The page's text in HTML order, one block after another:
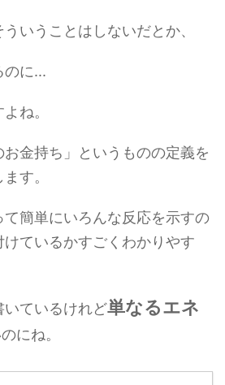
いうことはしないだとか、
のに...
ね。
金持ち」というものの定義を
す。
簡単にいろんな反応を示すの
ているかすごくわかりやす
いているけれど単なるエネ
にね。